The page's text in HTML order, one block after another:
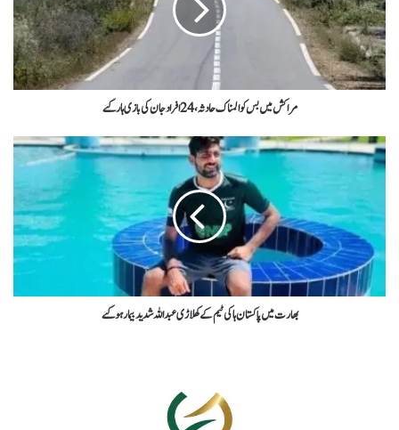
مراکش میں بس کو المناک حادثہ،24افراد جان کی بازی ہار گئے
بھارت میں پاکستان ہاکی ٹیم کے کھلاڑی عبداللہ شدید بیمار ہوگئے